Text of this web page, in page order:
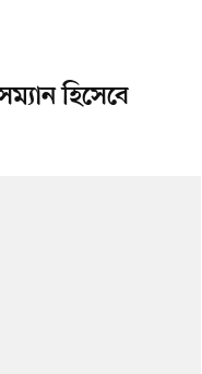
হিসেবে